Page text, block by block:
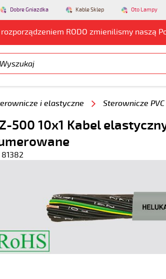
Dobre Gniazdka Kable Sklep Oto Lampy
RODO zmienilismy naszą
i elastyczne Sterownicze PVC
500 10x1 Kabel
81382